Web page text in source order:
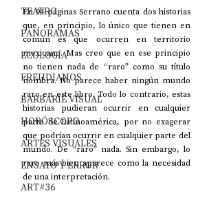
TEATRO
PANORAMAS
ECOLOGÍA
FREUDIANOS
BARBARIE VISUAL
HORÓSCOPO
ARTES VISUALES
ENSAYO Y ERROR
ART#36
En 94 páginas Serrano cuenta dos historias
que, en principio, lo único que tienen en
común es que ocurren en territorio
mexicano. Mas creo que en ese principio
no tienen nada de “raro” como su título
nombra. No parece haber ningún mundo
raro en este libro. Todo lo contrario, estas
historias pudieran ocurrir en cualquier
parte de Latinoamérica, por no exagerar
que podrían ocurrir en cualquier parte del
mundo. De “raro” nada. Sin embargo, lo
raro más bien aparece como la necesidad
de una interpretación.